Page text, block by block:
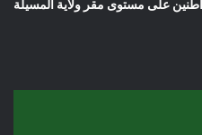
على مستوى مقر ولاية المسيلة